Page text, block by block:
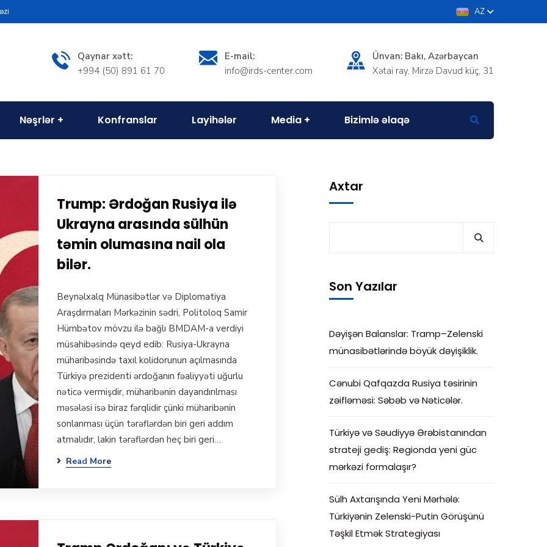
AZ
Qaynar xətt:
+994 (50) 891 61 70
E-mail:
info@irds-center.com
Ünvan: Bakı, Azərbaycan
Xətai ray, Mirzə Davud küç, 31
Nəşrlər Konfranslar Layihələr Media Bizimlə əlaqə
Trump: Ərdoğan Rusiya ilə
Ukrayna arasında sülhün
təmin olumasına nail ola
bilər.
Beynəlxalq Münasibətlər və Diplomatiya
Araşdırmaları Mərkəzinin sədri, Politoloq Samir
Hümbətov mövzu ilə bağlı BMDAM-a verdiyi
müsahibəsində qeyd edib: Rusiya-Ukrayna
müharibəsində taxıl kolidorunun açılmasında
Türkiyə prezidenti ərdoğanın fəaliyyəti uğurlu
nəticə vermişdir, müharibənin dayandırılması
məsələsi isə biraz fərqlidir çünki müharibənin
sonlanması üçün tərəflərdən biri geri addım
atmalıdır, lakin tərəflərdən heç biri geri…
Read More
Axtar
Son Yazılar
Dəyişən Balanslar: Tramp–Zelenski
münasibətlərində böyük dəyişiklik.
Cənubi Qafqazda Rusiya təsirinin
zəifləməsi: Səbəb və Nəticələr.
Türkiyə və Səudiyyə Ərəbistanından
strateji gediş: Regionda yeni güc
mərkəzi formalaşır?
Sülh Axtarışında Yeni Mərhələ:
Türkiyənin Zelenski-Putin Görüşünü
Təşkil Etmək Strategiyası